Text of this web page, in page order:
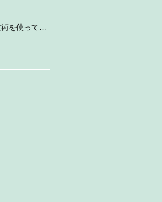
ブロックチェーン技術を使って、現状それなりに触れる機会が...